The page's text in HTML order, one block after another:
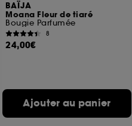
BAÏJA
Moana Fleur de tiaré
Bougie Parfumée
8
24,00€
Ajouter au panier